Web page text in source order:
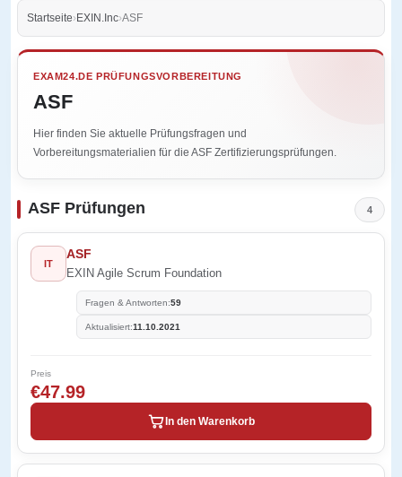
Startseite›EXIN.Inc›ASF
EXAM24.DE PRÜFUNGSVORBEREITUNG
ASF
Hier finden Sie aktuelle Prüfungsfragen und
Vorbereitungsmaterialien für die ASF Zertifizierungsprüfungen.
ASF Prüfungen 4
IT
ASF
EXIN Agile Scrum Foundation
Fragen & Antworten:59
Aktualisiert:11.10.2021
Preis
€47.99
In den Warenkorb